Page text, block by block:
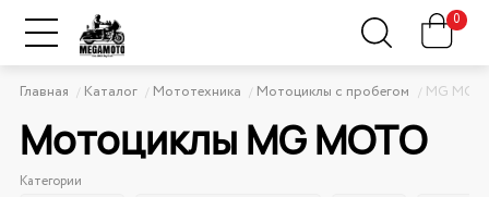
0
Главная Каталог Мототехника Мотоциклы с пробегом MG
Мотоциклы MG MOTO
Категории